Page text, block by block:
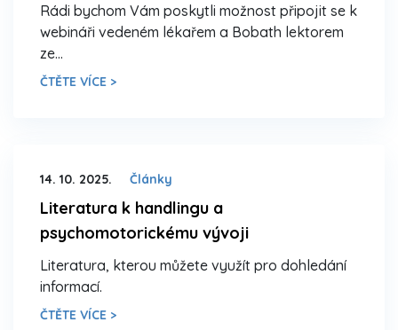
Rádi bychom Vám poskytli možnost připojit se k
webináři vedeném lékařem a Bobath lektorem
ze…
ČTĚTE VÍCE >
14. 10. 2025. Články
Literatura k handlingu a
psychomotorickému vývoji
Literatura, kterou můžete využít pro dohledání
informací.
ČTĚTE VÍCE >